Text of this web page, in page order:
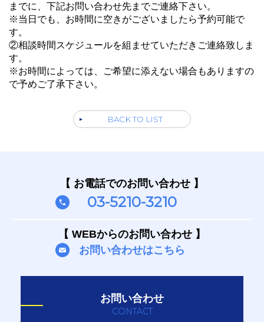
までに、下記お問い合わせ先までご連絡下さい。
※当日でも、お時間に空きがございましたら予約可能で
す。
②相談時間スケジュールを組ませていただきご連絡致しま
す。
※お時間によっては、ご希望に添えない場合もありますの
で予めご了承下さい。
BACK TO LIST
【 お電話でのお問い合わせ 】
03-5210-3210
【 WEBからのお問い合わせ 】
お問い合わせはこちら
お問い合わせ
CONTACT